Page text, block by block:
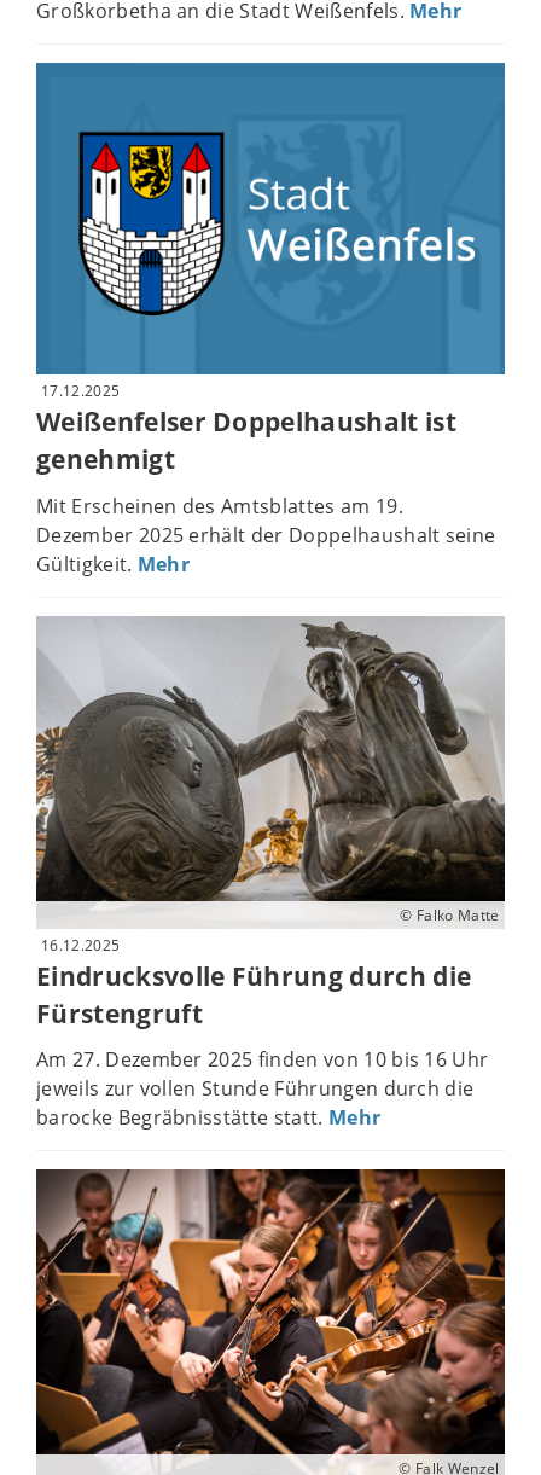
Großkorbetha an die Stadt Weißenfels. Mehr
17.12.2025
Weißenfelser Doppelhaushalt ist
genehmigt
Mit Erscheinen des Amtsblattes am 19.
Dezember 2025 erhält der Doppelhaushalt seine
Gültigkeit. Mehr
© Falko Matte
16.12.2025
Eindrucksvolle Führung durch die
Fürstengruft
Am 27. Dezember 2025 finden von 10 bis 16 Uhr
jeweils zur vollen Stunde Führungen durch die
barocke Begräbnisstätte statt. Mehr
© Falk Wenzel